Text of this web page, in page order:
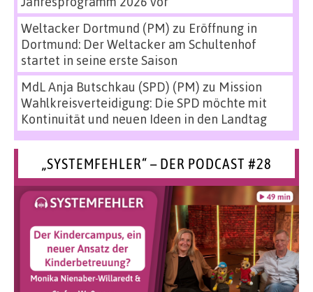
Weltacker Dortmund (PM) zu Eröffnung in
Dortmund: Der Weltacker am Schultenhof
startet in seine erste Saison
MdL Anja Butschkau (SPD) (PM) zu Mission
Wahlkreisverteidigung: Die SPD möchte mit
Kontinuität und neuen Ideen in den Landtag
„SYSTEMFEHLER“ – DER PODCAST #28